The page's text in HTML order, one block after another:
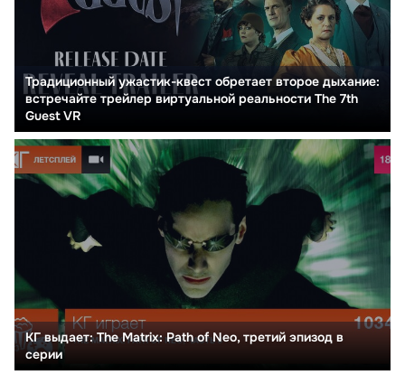
Традиционный ужастик-квест обретает второе дыхание:
встречайте трейлер виртуальной реальности The 7th
Guest VR
КГ выдает: The Matrix: Path of Neo, третий эпизод в
серии